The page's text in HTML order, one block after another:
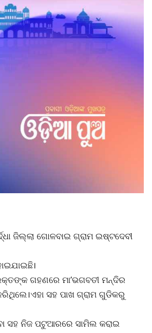
ଜିଲ୍ଲା ଗୋଳବାଇ ଗ୍ରାମ ଇଷ୍ଟଦେବୀ
ଗହଣରେ ମା’ଭଗବତୀ ମନ୍ଦିର
ସହ ପାଖ ଗ୍ରାମ ଗୁଡିକରୁ
ସହ ନିଜ ପଟୁଆରରେ ସାମିଲ କରାଇ